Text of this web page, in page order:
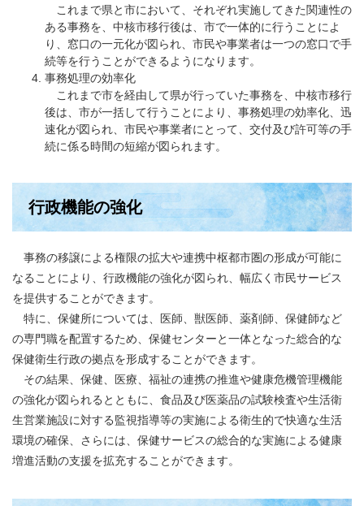
これまで県と市において、それぞれ実施してきた関連性の
ある事務を、中核市移行後は、市で一体的に行うことによ
り、窓口の一元化が図られ、市民や事業者は一つの窓口で手
続等を行うことができるようになります。
事務処理の効率化
これまで市を経由して県が行っていた事務を、中核市移行
後は、市が一括して行うことにより、事務処理の効率化、迅
速化が図られ、市民や事業者にとって、交付及び許可等の手
続に係る時間の短縮が図られます。
行政機能の強化
事務の移譲による権限の拡大や連携中枢都市圏の形成が可能に
なることにより、行政機能の強化が図られ、幅広く市民サービス
を提供することができます。
特に、保健所については、医師、獣医師、薬剤師、保健師など
の専門職を配置するため、保健センターと一体となった総合的な
保健衛生行政の拠点を形成することができます。
その結果、保健、医療、福祉の連携の推進や健康危機管理機能
の強化が図られるとともに、食品及び医薬品の試験検査や生活衛
生営業施設に対する監視指導等の実施による衛生的で快適な生活
環境の確保、さらには、保健サービスの総合的な実施による健康
増進活動の支援を拡充することができます。